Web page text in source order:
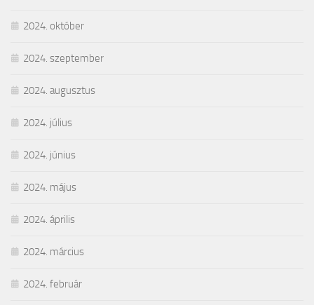
2024. október
2024. szeptember
2024. augusztus
2024. július
2024. június
2024. május
2024. április
2024. március
2024. február